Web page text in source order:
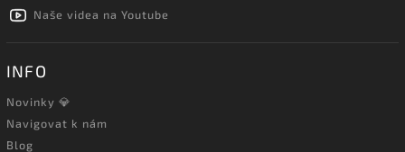
Naše videa na Youtube
INFO
Novinky 💎
Navigovat k nám
Blog